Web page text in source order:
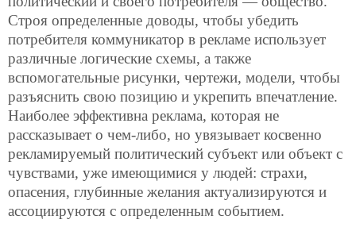
Строя определенные доводы, чтобы убедить
потребителя коммуникатор в рекламе использует
различные логические схемы, а также
вспомогательные рисунки, чертежи, модели, чтобы
разъяснить свою позицию и укрепить впечатление.
Наиболее эффективна реклама, которая не
рассказывает о чем-либо, но увязывает косвенно
рекламируемый политический субъект или объект с
чувствами, уже имеющимися у людей: страхи,
опасения, глубинные желания актуализируются и
ассоциируются с определенным событием.